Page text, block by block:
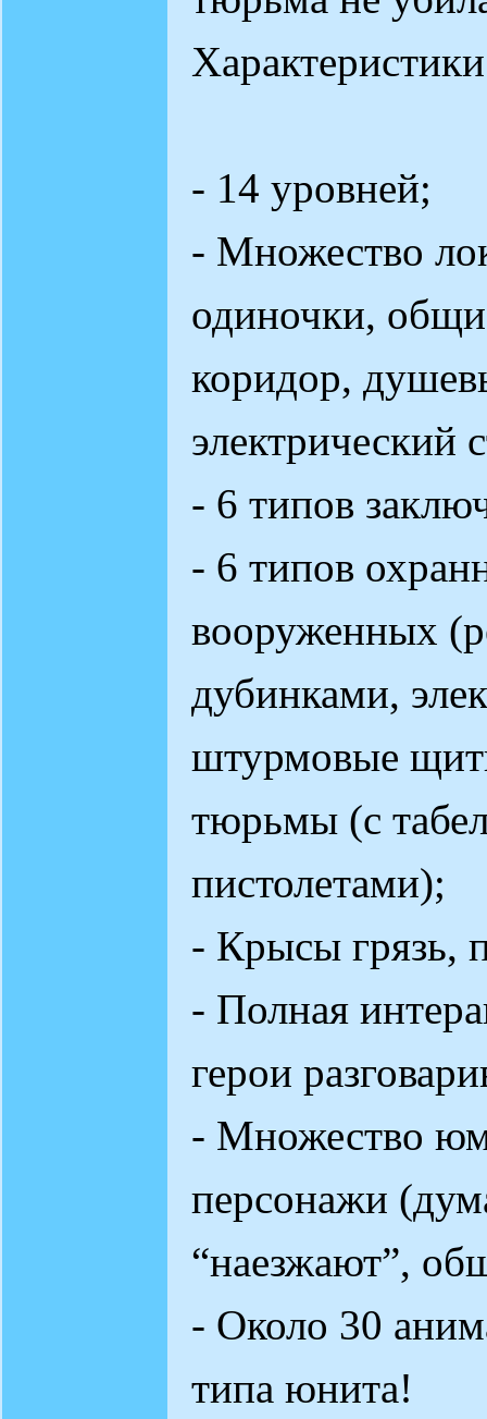
- 14 уровней;
- Множество
одиночки,
коридор,
электрический
- 6 типов
- 6 типов
вооруженных
дубинками,
штурмовые
тюрьмы (с
пистолетами);
- Крысы грязь,
- Полная
герои
- Множество
персонажи
“наезжают”,
- Около 30
типа юнита!